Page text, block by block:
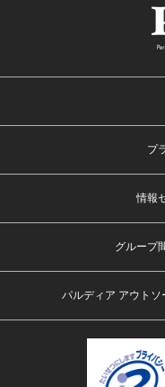
プ
情報
グループ
パルディア アウト